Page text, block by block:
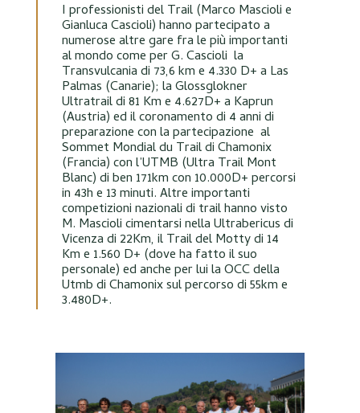
I professionisti del Trail (Marco Mascioli e
Gianluca Cascioli) hanno partecipato a
numerose altre gare fra le più importanti
al mondo come per G. Cascioli la
Transvulcania di 73,6 km e 4.330 D+ a Las
Palmas (Canarie); la Glossglokner
Ultratrail di 81 Km e 4.627D+ a Kaprun
(Austria) ed il coronamento di 4 anni di
preparazione con la partecipazione al
Sommet Mondial du Trail di Chamonix
(Francia) con l’UTMB (Ultra Trail Mont
Blanc) di ben 171km con 10.000D+ percorsi
in 43h e 13 minuti. Altre importanti
competizioni nazionali di trail hanno visto
M. Mascioli cimentarsi nella Ultrabericus di
Vicenza di 22Km, il Trail del Motty di 14
Km e 1.560 D+ (dove ha fatto il suo
personale) ed anche per lui la OCC della
Utmb di Chamonix sul percorso di 55km e
3.480D+.